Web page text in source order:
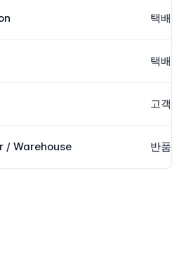
택배가
택배가
고객이
/ Warehouse 반품된